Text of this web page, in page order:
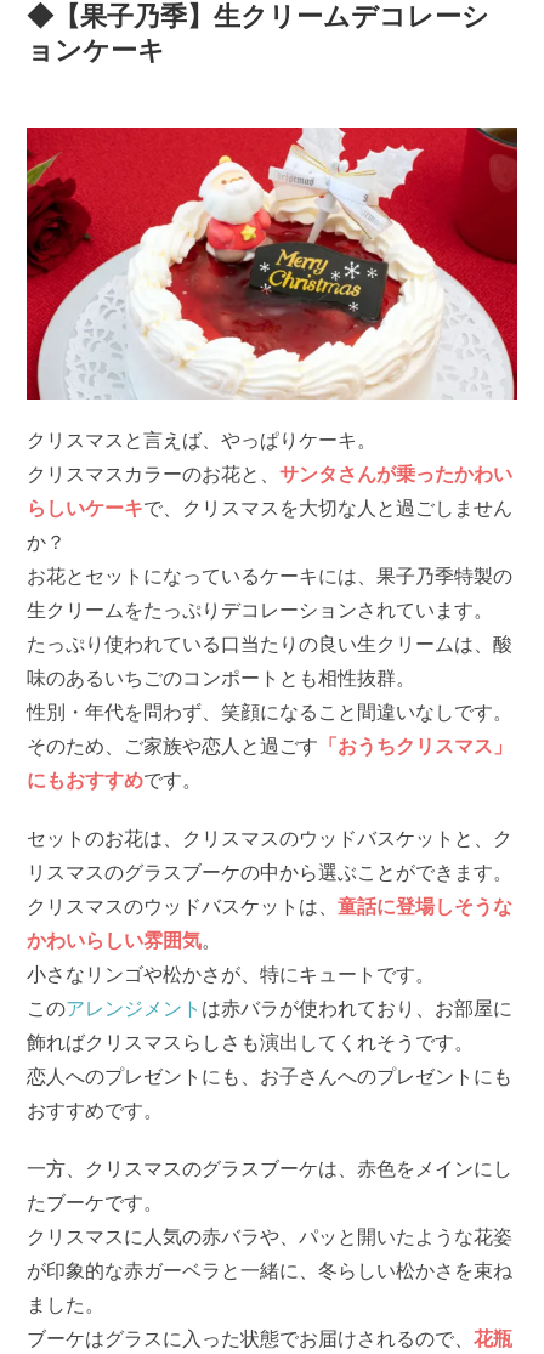
◆【果子乃季】生クリームデコレーシ
ョンケーキ
クリスマスと言えば、やっぱりケーキ。
クリスマスカラーのお花と、サンタさんが乗ったかわい
らしいケーキで、クリスマスを大切な人と過ごしません
か？
お花とセットになっているケーキには、果子乃季特製の
生クリームをたっぷりデコレーションされています。
たっぷり使われている口当たりの良い生クリームは、酸
味のあるいちごのコンポートとも相性抜群。
性別・年代を問わず、笑顔になること間違いなしです。
そのため、ご家族や恋人と過ごす 「おうちクリスマス」
にもおすすめです。
セットのお花は、クリスマスのウッドバスケットと、ク
リスマスのグラスブーケの中から選ぶことができます。
クリスマスのウッドバスケットは、童話に登場しそうな
かわいらしい雰囲気。
小さなリンゴや松かさが、特にキュートです。
このアレンジメント は赤バラが使われており、お部屋に
飾ればクリスマスらしさも演出してくれそうです。
恋人へのプレゼントにも、お子さんへのプレゼントにも
おすすめです。
一方、クリスマスのグラスブーケは、赤色をメインにし
たブーケです。
クリスマスに人気の赤バラや、パッと開いたような花姿
が印象的な赤ガーベラと一緒に、冬らしい松かさを束ね
ました。
ブーケはグラスに入った状態でお届けされるので、花瓶